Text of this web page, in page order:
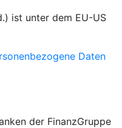
ist unter dem EU-US
Daten
der FinanzGruppe